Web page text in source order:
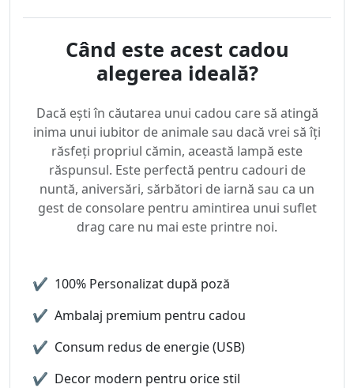
Când este acest cadou
alegerea ideală?
Dacă ești în căutarea unui cadou care să atingă
inima unui iubitor de animale sau dacă vrei să îți
răsfeți propriul cămin, această lampă este
răspunsul. Este perfectă pentru cadouri de
nuntă, aniversări, sărbători de iarnă sau ca un
gest de consolare pentru amintirea unui suflet
drag care nu mai este printre noi.
✔ 100% Personalizat după poză
✔ Ambalaj premium pentru cadou
✔ Consum redus de energie (USB)
✔ Decor modern pentru orice stil